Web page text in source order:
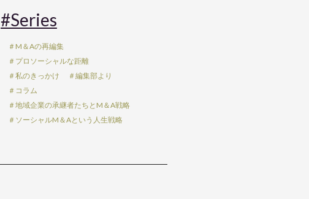
#Series
＃M＆Aの再編集
＃プロソーシャルな距離
＃私のきっかけ
＃編集部より
＃コラム
＃地域企業の承継者たちとM＆A戦略
＃ソーシャルM＆Aという人生戦略